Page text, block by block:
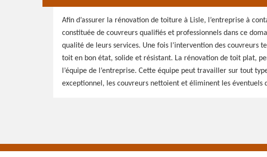
Afin d’assurer la rénovation de toiture à Lisle, l’entreprise à
constituée de couvreurs qualifiés et professionnels dans ce
qualité de leurs services. Une fois l’intervention des couvreurs
toit en bon état, solide et résistant. La rénovation de toit plat,
l’équipe de l’entreprise. Cette équipe peut travailler sur tout
exceptionnel, les couvreurs nettoient et éliminent les éventuels